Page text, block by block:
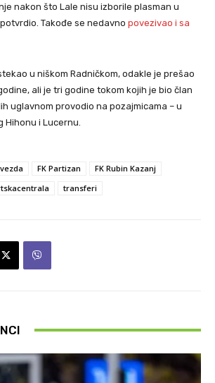
nakon što Lale nisu izborile plasman u
Takođe se nedavno povezivao i sa
u niškom Radničkom, odakle je prešao
ali je tri godine tokom kojih je bio član
uglavnom provodio na pozajmicama – u
Hihonu i Lucernu.
FK Partizan
FK Rubin Kazanj
transferi